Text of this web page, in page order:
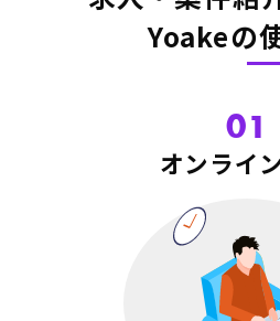
Yoakeの
01
オンライ